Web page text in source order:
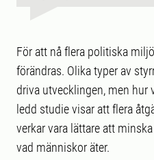
För att nå flera politiska
förändras. Olika typer av
driva utvecklingen, men hur
ledd studie visar att flera
verkar vara lättare att
vad människor äter.